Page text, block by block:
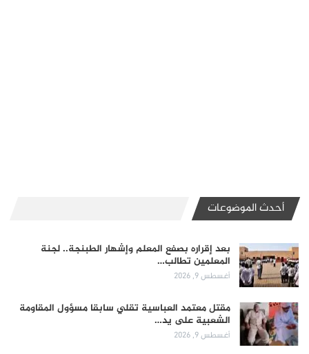
أحدث الموضوعات
بعد إقراره بصفع المعلم وإشهار الطبنجة.. لجنة
المعلمين تطالب…
أغسطس 9, 2026
مقتل معتمد العباسية تقلي سابقا مسؤول المقاومة
الشعبية على يد…
أغسطس 9, 2026